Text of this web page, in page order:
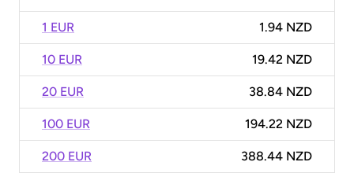
1 EUR 1.94 NZD
10 EUR 19.42 NZD
20 EUR 38.84 NZD
100 EUR 194.22 NZD
200 EUR 388.44 NZD